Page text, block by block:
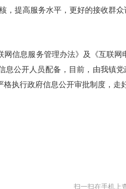
，提高服务水平，更好的接收群
息服务管理办法》及《互联网
公开人员配备，目前，由我镇
执行政府信息公开审批制度，走
扫一扫在手机上